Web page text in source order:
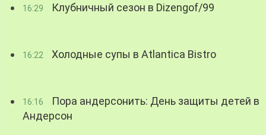
16:29 Клубничный сезон в Dizengof/99
16:22 Холодные супы в Atlantica Bistro
16:16
Пора андерсонить: День защиты детей в
Андерсон